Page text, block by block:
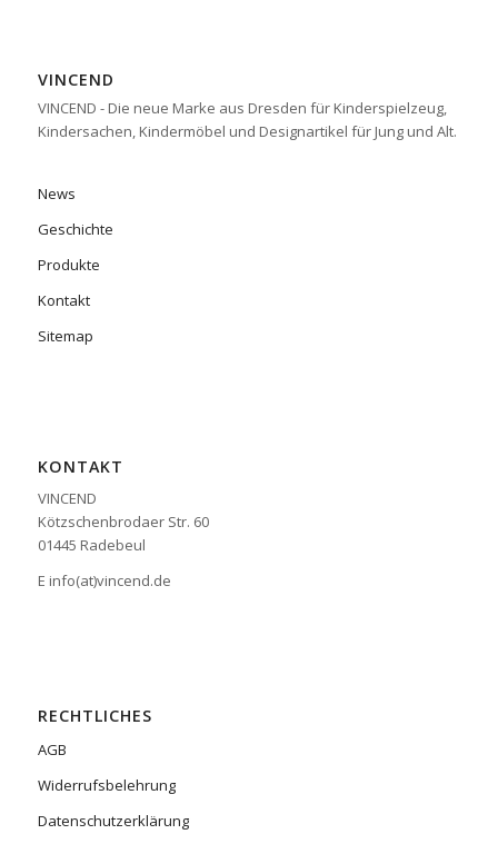
VINCEND
VINCEND - Die neue Marke aus Dresden für Kinderspielzeug,
Kindersachen, Kindermöbel und Designartikel für Jung und Alt.
News
Geschichte
Produkte
Kontakt
Sitemap
KONTAKT
VINCEND
Kötzschenbrodaer Str. 60
01445 Radebeul
E info(at)vincend.de
RECHTLICHES
AGB
Widerrufsbelehrung
Datenschutzerklärung